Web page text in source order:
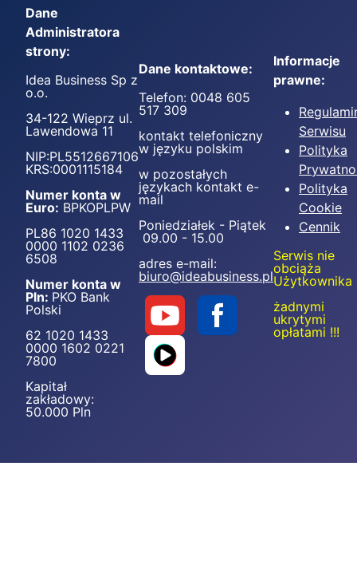
Dane
Administratora
strony:
Idea Business Sp z
o.o.
34-122 Wieprz ul.
Lawendowa 11
NIP:PL5512667106
KRS:0001115184
Numer konta w
Euro: BPKOPLPW
PL86 1020 1433
0000 1102 0236
6508
Numer konta w
Pln: PKO Bank
Polski
62 1020 1433
0000 1602 0221
7800
Kapitał
zakładowy:
50.000 Pln
Dane kontaktowe:
Telefon: 0048 605
517 309
kontakt telefoniczny
w języku polskim
w pozostałych
językach kontakt e-
mail
Poniedziałek - Piątek
09.00 - 15.00
adres e-mail:
biuro@ideabusiness.pl
Informacje
prawne:
Serwisu
Polityka
Polityka
Cookie
Cennik
Serwis nie
obciąża
Użytkownika
żadnymi
ukrytymi
opłatami !!!